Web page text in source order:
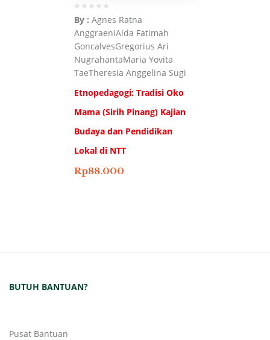
By :Agnes Ratna
AnggraeniAlda Fatimah
GoncalvesGregorius Ari
NugrahantaMaria Yovita
TaeTheresia Anggelina Sugi
Etnopedagogi: Tradisi Oko
Mama (Sirih Pinang) Kajian
Budaya dan Pendidikan
Lokal di NTT
Rp88.000
BUTUH BANTUAN?
Pusat Bantuan